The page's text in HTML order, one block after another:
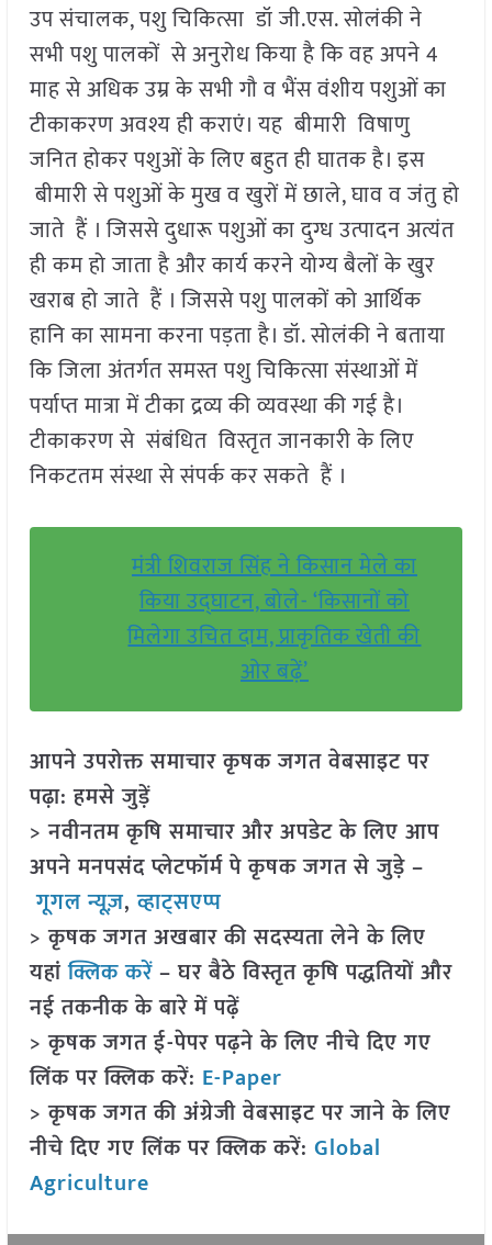
उप संचालक, पशु चिकित्सा डॉ जी.एस. सोलंकी ने
सभी पशु पालकों से अनुरोध किया है कि वह अपने 4
माह से अधिक उम्र के सभी गौ व भैंस वंशीय पशुओं का
टीकाकरण अवश्य ही कराएं। यह बीमारी विषाणु
जनित होकर पशुओं के लिए बहुत ही घातक है। इस
बीमारी से पशुओं के मुख व खुरों में छाले, घाव व जंतु हो
जाते हैं । जिससे दुधारू पशुओं का दुग्ध उत्पादन अत्यंत
ही कम हो जाता है और कार्य करने योग्य बैलों के खुर
खराब हो जाते हैं । जिससे पशु पालकों को आर्थिक
हानि का सामना करना पड़ता है। डॉ. सोलंकी ने बताया
कि जिला अंतर्गत समस्त पशु चिकित्सा संस्थाओं में
पर्याप्त मात्रा में टीका द्रव्य की व्यवस्था की गई है।
टीकाकरण से संबंधित विस्तृत जानकारी के लिए
निकटतम संस्था से संपर्क कर सकते हैं ।
मंत्री शिवराज सिंह ने किसान मेले का
किया उद्घाटन, बोले- ‘किसानों को
मिलेगा उचित दाम, प्राकृतिक खेती की
ओर बढ़ें’
आपने उपरोक्त समाचार कृषक जगत वेबसाइट पर
पढ़ा: हमसे जुड़ें
> नवीनतम कृषि समाचार और अपडेट के लिए आप
अपने मनपसंद प्लेटफॉर्म पे कृषक जगत से जुड़े –
गूगल न्यूज़,व्हाट्सएप्प
> कृषक जगत अखबार की सदस्यता लेने के लिए
यहांक्लिक करें– घर बैठे विस्तृत कृषि पद्धतियों और
नई तकनीक के बारे में पढ़ें
> कृषक जगत ई-पेपर पढ़ने के लिए नीचे दिए गए
लिंक पर क्लिक करें: E-Paper
> कृषक जगत की अंग्रेजी वेबसाइट पर जाने के लिए
नीचे दिए गए लिंक पर क्लिक करें: Global
Agriculture